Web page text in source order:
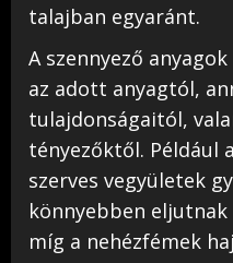
talajban egyaránt.
A szennyező
az adott anyagtól,
tulajdonságaitól,
tényezőktől. Például
szerves vegyületek
könnyebben
míg a nehézfémek